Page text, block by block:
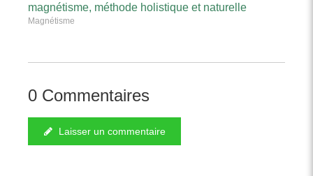
magnétisme, méthode holistique et naturelle
Magnétisme
0 Commentaires
Laisser un commentaire